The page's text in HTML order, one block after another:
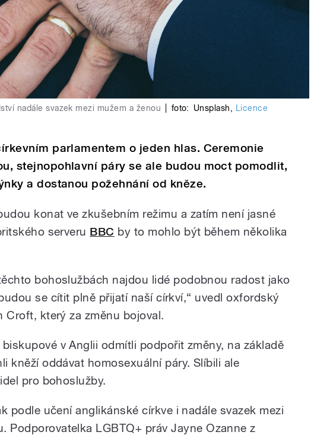
nadále svazek mezi mužem a ženou foto: Unsplash,
Licence
parlamentem o jeden hlas. Ceremonie
stejnopohlavní páry se ale budou moct pomodlit,
a dostanou požehnání od kněze.
konat ve zkušebním režimu a zatím není jasné
serveru BBC by to mohlo být během několika
bohoslužbách najdou lidé podobnou radost jako
se cítit plně přijatí naší církví,“ uvedl oxfordský
Croft, který za změnu bojoval.
v Anglii odmítli podpořit změny, na základě
kněží oddávat homosexuální páry. Slíbili ale
pro bohoslužby.
podle učení anglikánské církve i nadále svazek mezi
Podporovatelka LGBTQ+ práv Jayne Ozanne z